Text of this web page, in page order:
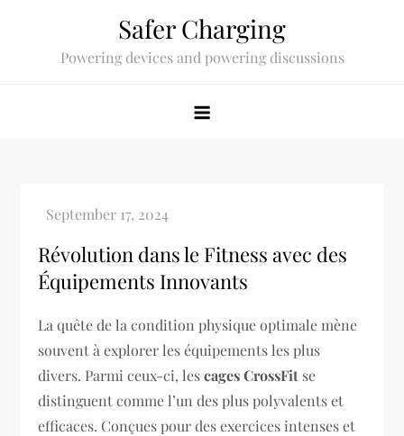
Safer Charging
Powering devices and powering discussions
Révolution dans le Fitness avec des
Équipements Innovants
La quête de la condition physique optimale mène
souvent à explorer les équipements les plus
divers. Parmi ceux-ci, lescages CrossFit se
distinguent comme l’un des plus polyvalents et
efficaces. Conçues pour des exercices intenses et